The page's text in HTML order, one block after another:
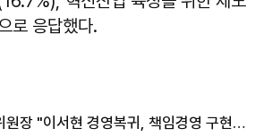
로 응답했다.
이찬희 삼성 준감위원장 "이서현 경영복귀, 책임경영 구현 측면서 긍정"